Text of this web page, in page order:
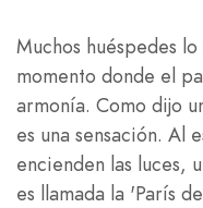
Muchos huéspedes
momento donde el
armonía. Como dijo
es una sensación. Al
encienden las luces,
es llamada la 'París